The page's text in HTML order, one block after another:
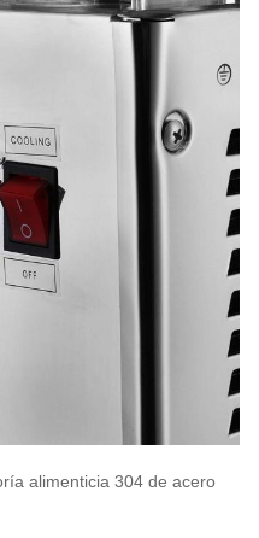
alimenticia 304 de acero